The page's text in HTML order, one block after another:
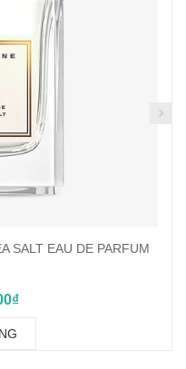
DE PARFUM 100ML